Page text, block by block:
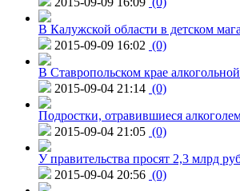
В Калужской области в детском
2015-09-09 16:02 (0)
В Ставропольском крае
2015-09-04 21:14 (0)
Подростки, отравившиеся
2015-09-04 21:05 (0)
У правительства просят 2,3 млрд
2015-09-04 20:56 (0)